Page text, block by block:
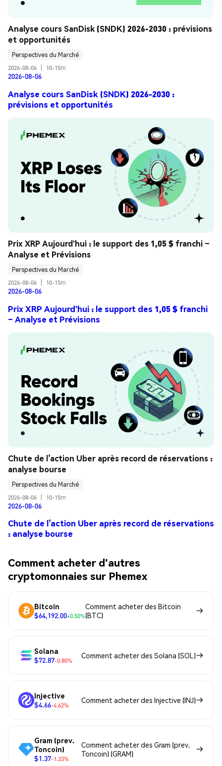
Analyse cours SanDisk (SNDK) 2026-2030 : prévisions
et opportunités
Perspectives du Marché
2026-08-06
10-15m
2026-08-06
Analyse cours SanDisk (SNDK) 2026-2030 :
prévisions et opportunités
Prix XRP Aujourd'hui : le support des 1,05 $ franchi –
Analyse et Prévisions
Perspectives du Marché
2026-08-06
10-15m
2026-08-06
Prix XRP Aujourd'hui : le support des 1,05 $ franchi
– Analyse et Prévisions
Chute de l’action Uber après record de réservations :
analyse bourse
Perspectives du Marché
2026-08-06
10-15m
2026-08-06
Chute de l’action Uber après record de réservations
: analyse bourse
Comment acheter d'autres
cryptomonnaies sur Phemex
Bitcoin
$64,192.00+0.50%
Comment acheter des Bitcoin
(BTC)
Solana
$72.87-0.80%
Comment acheter des Solana (SOL)
Injective
$4.66-4.62%
Comment acheter des Injective (INJ)
Gram (prev.
Toncoin)
$1.37-1.33%
Comment acheter des Gram (prev.
Toncoin) (GRAM)